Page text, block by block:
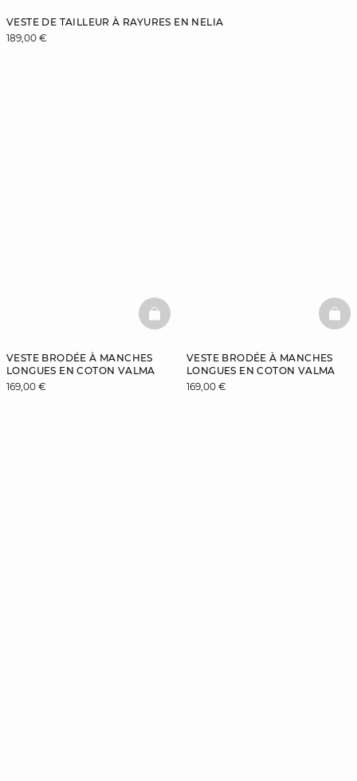
VESTE DE TAILLEUR À RAYURES EN NELIA
189,00 €
VESTE BRODÉE À MANCHES
LONGUES EN COTON VALMA
169,00 €
BASKETFULL
VESTE BRODÉE À MANCHES
LONGUES EN COTON VALMA
169,00 €